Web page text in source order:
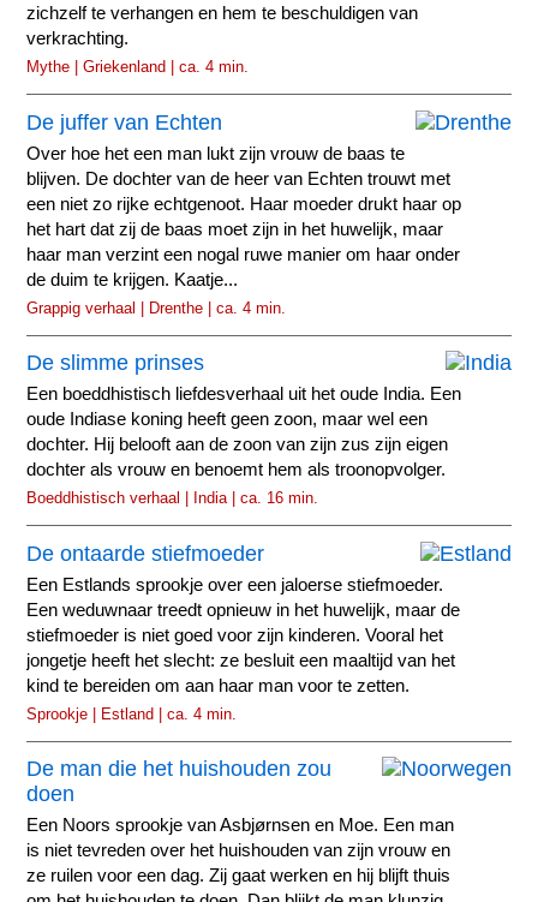
zichzelf te verhangen en hem te beschuldigen van
verkrachting.
Mythe | Griekenland | ca. 4 min.
De juffer van Echten
Over hoe het een man lukt zijn vrouw de baas te
blijven. De dochter van de heer van Echten trouwt met
een niet zo rijke echtgenoot. Haar moeder drukt haar op
het hart dat zij de baas moet zijn in het huwelijk, maar
haar man verzint een nogal ruwe manier om haar onder
de duim te krijgen. Kaatje...
Grappig verhaal | Drenthe | ca. 4 min.
De slimme prinses
Een boeddhistisch liefdesverhaal uit het oude India. Een
oude Indiase koning heeft geen zoon, maar wel een
dochter. Hij belooft aan de zoon van zijn zus zijn eigen
dochter als vrouw en benoemt hem als troonopvolger.
Boeddhistisch verhaal | India | ca. 16 min.
De ontaarde stiefmoeder
Een Estlands sprookje over een jaloerse stiefmoeder.
Een weduwnaar treedt opnieuw in het huwelijk, maar de
stiefmoeder is niet goed voor zijn kinderen. Vooral het
jongetje heeft het slecht: ze besluit een maaltijd van het
kind te bereiden om aan haar man voor te zetten.
Sprookje | Estland | ca. 4 min.
De man die het huishouden zou
doen
Een Noors sprookje van Asbjørnsen en Moe. Een man
is niet tevreden over het huishouden van zijn vrouw en
ze ruilen voor een dag. Zij gaat werken en hij blijft thuis